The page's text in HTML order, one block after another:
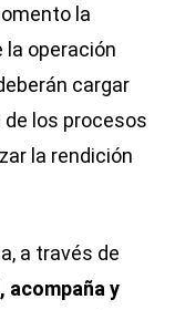
la
la operación
cargar
los procesos
la rendición
a través de
acompaña y